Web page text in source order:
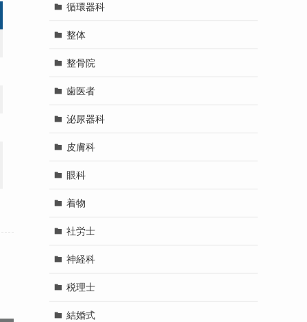
循環器科
整体
整骨院
歯医者
泌尿器科
皮膚科
眼科
着物
社労士
神経科
税理士
結婚式